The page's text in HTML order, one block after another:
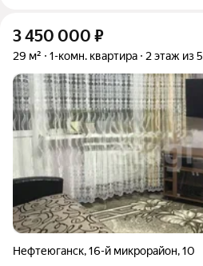
3 450 000 ₽
29 м² 1-комн. квартира 2 этаж из 5
Нефтеюганск,16-й микрорайон,10